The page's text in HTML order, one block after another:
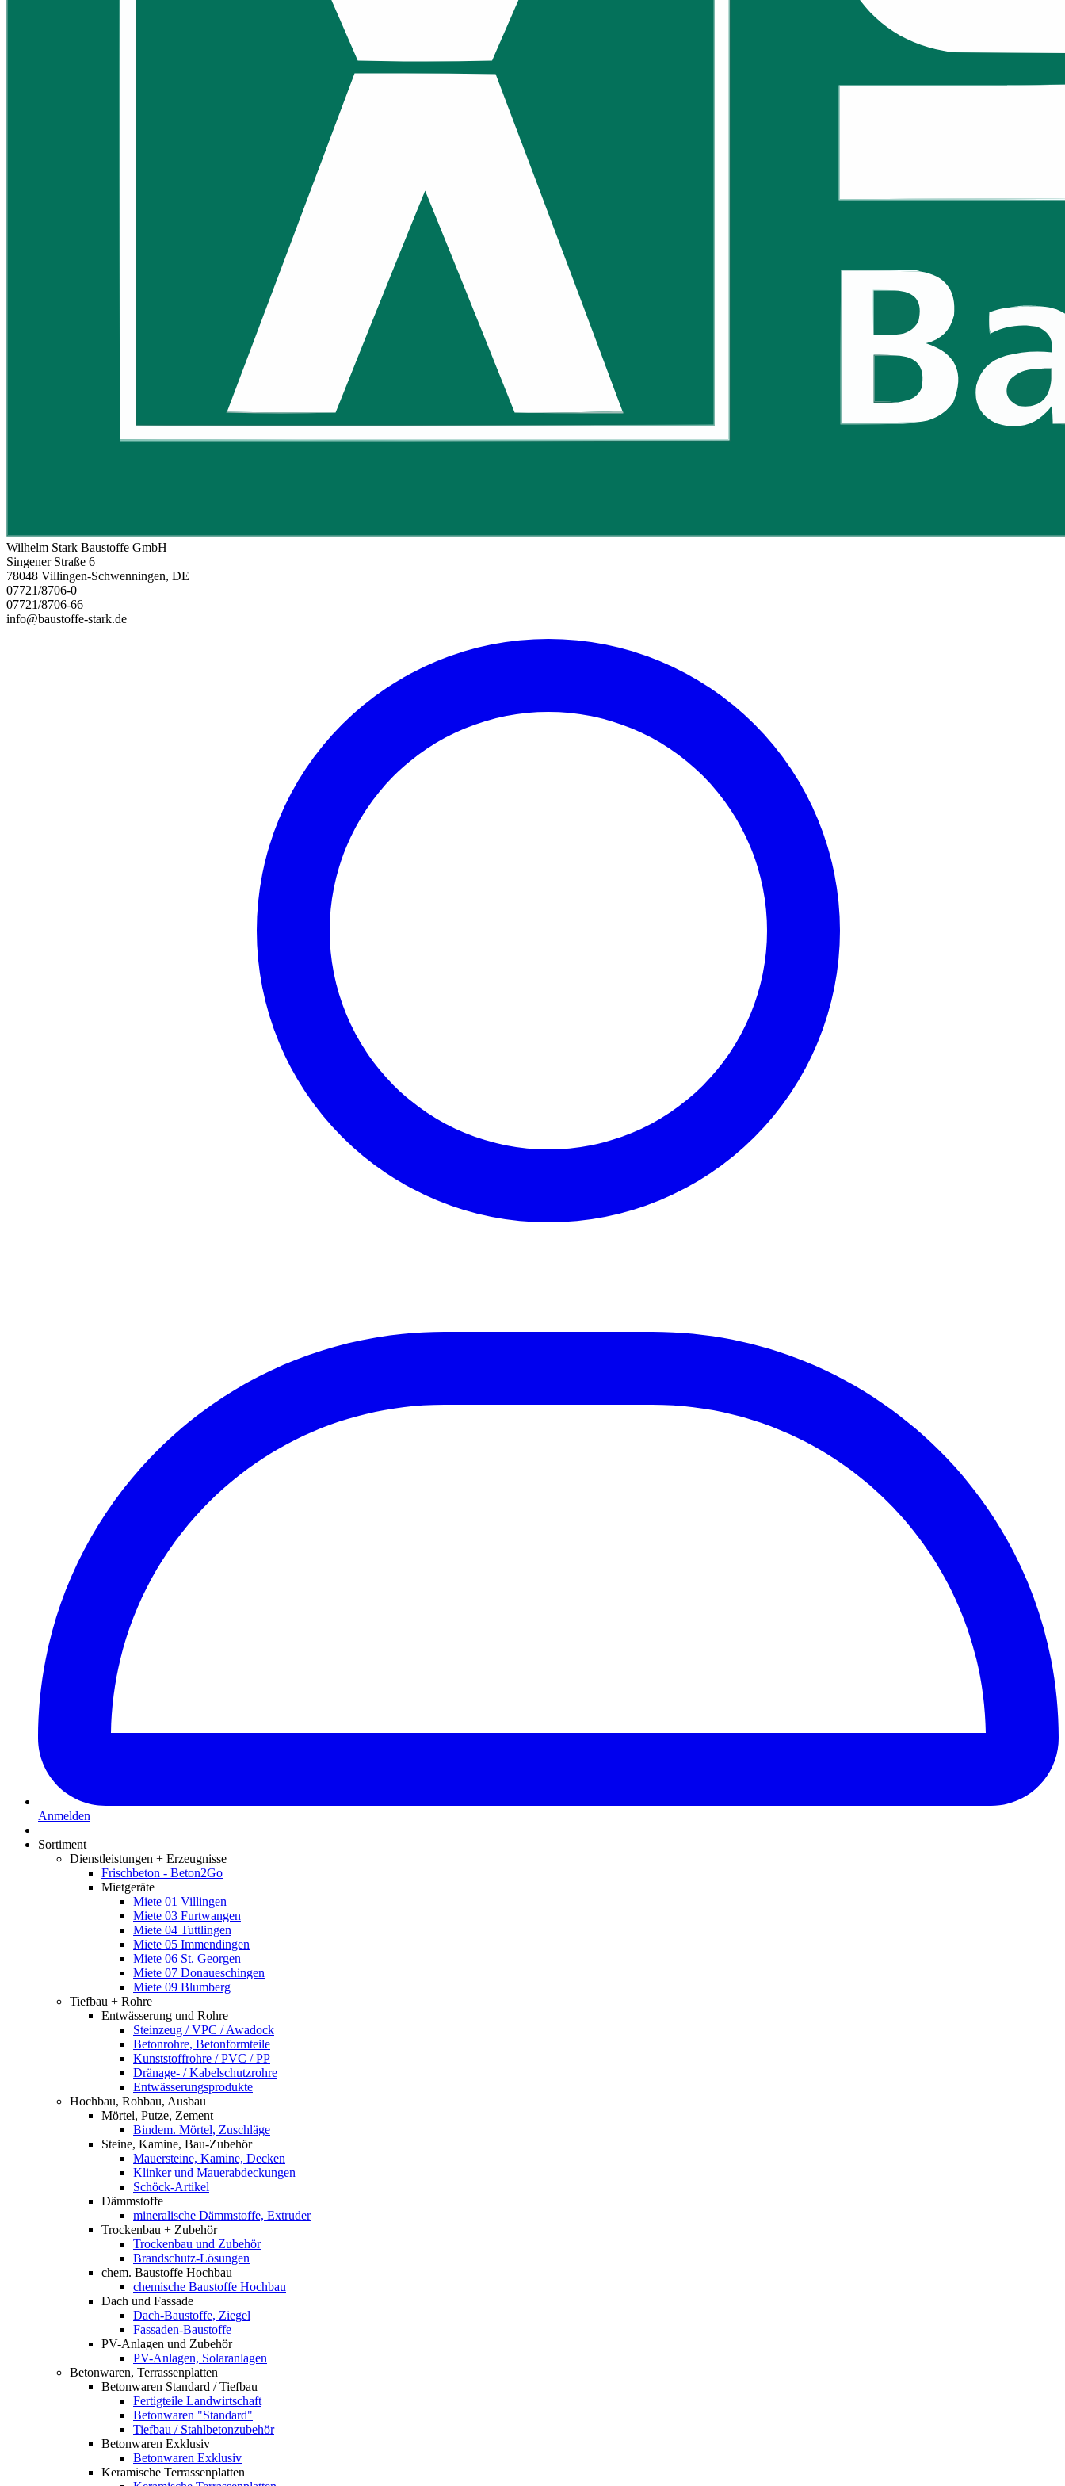
Wilhelm Stark Baustoffe GmbH
Singener Straße 6
78048 Villingen-Schwenningen, DE
07721/8706-0
07721/8706-66
info@baustoffe-stark.de
Anmelden
Sortiment
Dienstleistungen + Erzeugnisse
Frischbeton - Beton2Go
Mietgeräte
Miete 01 Villingen
Miete 03 Furtwangen
Miete 04 Tuttlingen
Miete 05 Immendingen
Miete 06 St. Georgen
Miete 07 Donaueschingen
Miete 09 Blumberg
Tiefbau + Rohre
Entwässerung und Rohre
Steinzeug / VPC / Awadock
Betonrohre, Betonformteile
Kunststoffrohre / PVC / PP
Dränage- / Kabelschutzrohre
Entwässerungsprodukte
Hochbau, Rohbau, Ausbau
Mörtel, Putze, Zement
Bindem. Mörtel, Zuschläge
Steine, Kamine, Bau-Zubehör
Mauersteine, Kamine, Decken
Klinker und Mauerabdeckungen
Schöck-Artikel
Dämmstoffe
mineralische Dämmstoffe, Extruder
Trockenbau + Zubehör
Trockenbau und Zubehör
Brandschutz-Lösungen
chem. Baustoffe Hochbau
chemische Baustoffe Hochbau
Dach und Fassade
Dach-Baustoffe, Ziegel
Fassaden-Baustoffe
PV-Anlagen und Zubehör
PV-Anlagen, Solaranlagen
Betonwaren, Terrassenplatten
Betonwaren Standard / Tiefbau
Fertigteile Landwirtschaft
Betonwaren "Standard"
Tiefbau / Stahlbetonzubehör
Betonwaren Exklusiv
Betonwaren Exklusiv
Keramische Terrassenplatten